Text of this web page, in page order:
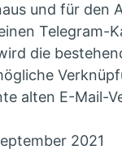
und für den
Telegram-
die
alten E-Mail-
2021